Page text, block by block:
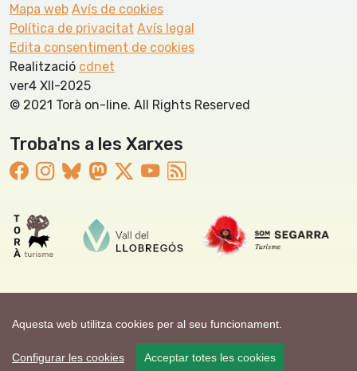
Aquesta web utilitza cookies per al seu funcionament.
Configurar les cookies Acceptar totes les cookies
Mapa web Avís de cookies
Política de privacitat Avís legal
Edita consentiment de cookies
Realització cdnet
ver4 XII-2025
© 2021 Torà on-line. All Rights Reserved
Troba'ns a les Xarxes